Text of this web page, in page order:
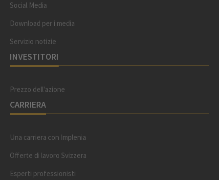
Social Media
Download per i media
Servizio notizie
INVESTITORI
Prezzo dell'azione
CARRIERA
Una carriera con Implenia
Offerte di lavoro Svizzera
Esperti professionisti